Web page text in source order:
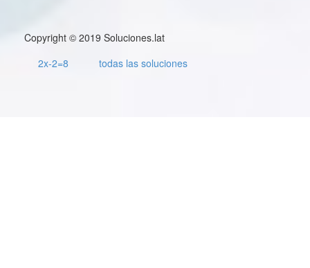
Copyright © 2019 Soluciones.lat
2x-2=8
todas las soluciones